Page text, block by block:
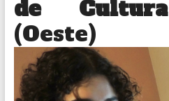
de
(Oeste)